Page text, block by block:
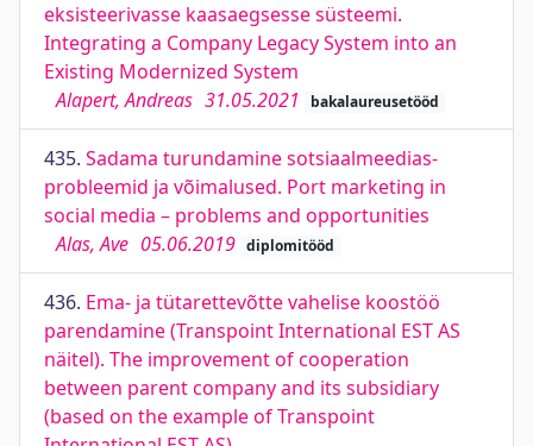
eksisteerivasse kaasaegsesse süsteemi.
Integrating a Company Legacy System into an
Existing Modernized System
Alapert, Andreas 31.05.2021 bakalaureusetööd
435. Sadama turundamine sotsiaalmeedias-
probleemid ja võimalused. Port marketing in
social media – problems and opportunities
Alas, Ave 05.06.2019 diplomitööd
436. Ema- ja tütarettevõtte vahelise koostöö
parendamine (Transpoint International EST AS
näitel). The improvement of cooperation
between parent company and its subsidiary
(based on the example of Transpoint